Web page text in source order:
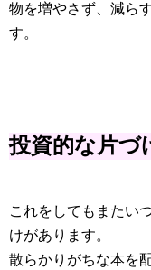
物を増やさず、減ら
す。
投資的な片づ
これをしてもまたい
けがあります。
散らかりがちな本を